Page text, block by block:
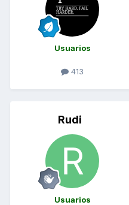
Usuarios
413
Rudi
Usuarios